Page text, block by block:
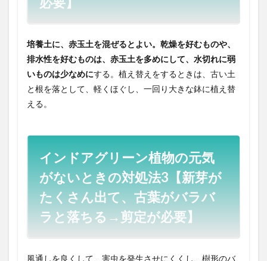
培養土に、赤玉土を混ぜるとよい。乾燥を好むものや、
排水性を好むものは、赤玉土を多めにして、水切れに弱
いものは少なめにする。植え替えをするときは、古い土
と根を落として、軽くほぐし、一回り大きな鉢に植え替
える。
インドアグリーン植物の元気
がないときの対処法3【新芽が
たくさん出て、古葉がバラバ
ラと落ちる→剪定が必要】
風通しを良くして、害虫を発生させにくくし、樹形のバ